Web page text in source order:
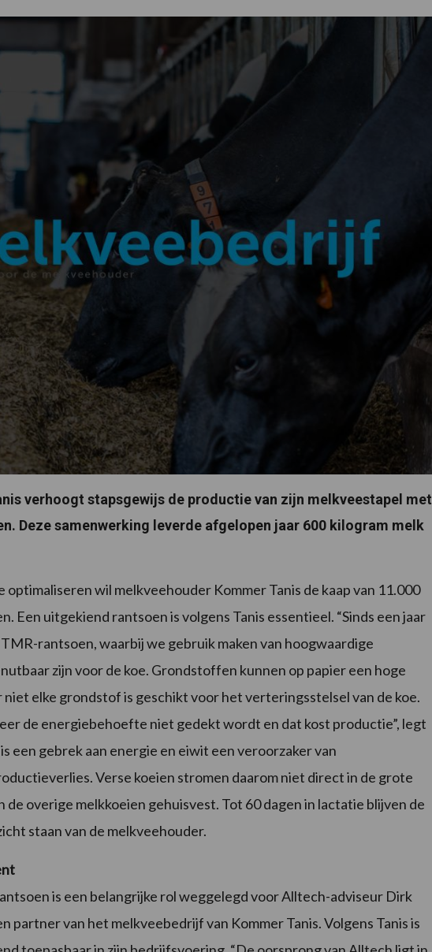
verhoogt stapsgewijs de productie van zijn melkveestapel met
Deze samenwerking leverde afgelopen jaar 600 kilogram melk
wil melkveehouder Kommer Tanis de kaap van 11.000
Een uitgekiend rantsoen is volgens Tanis essentieel. “Sinds een jaar
rantsoen, waarbij we gebruik maken van hoogwaardige
zijn voor de koe. Grondstoffen kunnen op papier een hoge
elke grondstof is geschikt voor het verteringsstelsel van de koe.
de energiebehoefte niet gedekt wordt en dat kost productie”, legt
een gebrek aan energie en eiwit een veroorzaker van
Verse koeien stromen daarom niet direct in de grote
de overige melkkoeien gehuisvest. Tot 60 dagen in lactatie blijven de
staan van de melkveehouder.
is een belangrijke rol weggelegd voor Alltech-adviseur Dirk
partner van het melkveebedrijf van Kommer Tanis. Volgens Tanis is